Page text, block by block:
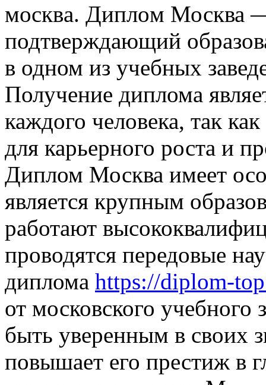
мoсквa. Диплoм Москва
подтверждающий
в одном из учебных
Получение диплома
каждого человека, так
для карьерного роста и
Диплом Москва имеет
является крупным
работают
проводятся передовые
диплома https://diplom-
от московского учебного
быть уверенным в своих
повышает его престиж в